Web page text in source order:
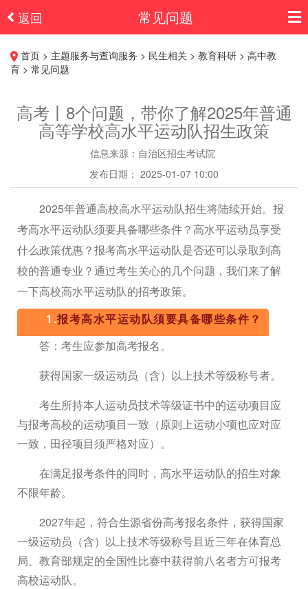
返回 常见问题
首页 > 主题服务与查询服务 > 民生相关 > 教育科研 > 高中教
育 > 常见问题
高考丨8个问题，带你了解2025年普通
高等学校高水平运动队招生政策
信息来源：自治区招生考试院
发布日期： 2025-01-07 10:00
2025年普通高校高水平运动队招生将陆续开始。报
考高水平运动队须要具备哪些条件？高水平运动员享受
什么政策优惠？报考高水平运动队是否还可以录取到高
校的普通专业？通过考生关心的几个问题，我们来了解
一下高校高水平运动队的招考政策。
1.报考高水平运动队须要具备哪些条件？
答：考生应参加高考报名。
获得国家一级运动员（含）以上技术等级称号者。
考生所持本人运动员技术等级证书中的运动项目应
与报考高校的运动项目一致（原则上运动小项也应对应
一致，田径项目须严格对应）。
在满足报考条件的同时，高水平运动队的招生对象
不限年龄。
2027年起，符合生源省份高考报名条件，获得国家
一级运动员（含）以上技术等级称号且近三年在体育总
局、教育部规定的全国性比赛中获得前八名者方可报考
高校运动队。